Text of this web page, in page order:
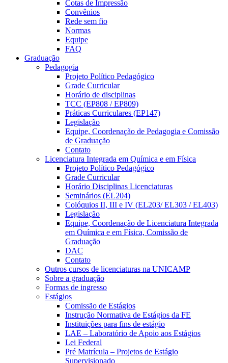
Cotas de Impressão
Convênios
Rede sem fio
Normas
Equipe
FAQ
Graduação
Pedagogia
Projeto Político Pedagógico
Grade Curricular
Horário de disciplinas
TCC (EP808 / EP809)
Práticas Curriculares (EP147)
Legislação
Equipe, Coordenação de Pedagogia e Comissão
de Graduação
Contato
Licenciatura Integrada em Química e em Física
Projeto Político Pedagógico
Grade Curricular
Horário Disciplinas Licenciaturas
Seminários (EL204)
Colóquios II, III e IV (EL203/ EL303 / EL403)
Legislação
Equipe, Coordenação de Licenciatura Integrada
em Química e em Física, Comissão de
Graduação
DAC
Contato
Outros cursos de licenciaturas na UNICAMP
Sobre a graduação
Formas de ingresso
Estágios
Comissão de Estágios
Instrução Normativa de Estágios da FE
Instituições para fins de estágio
LAE – Laboratório de Apoio aos Estágios
Lei Federal
Pré Matrícula – Projetos de Estágio
Supervisionado